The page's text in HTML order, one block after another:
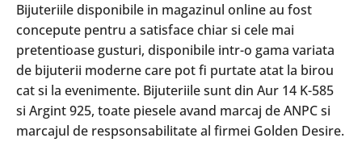
Bijuteriile disponibile in magazinul online au fost
concepute pentru a satisface chiar si cele mai
pretentioase gusturi, disponibile intr-o gama variata
de bijuterii moderne care pot fi purtate atat la birou
cat si la evenimente. Bijuteriile sunt din Aur 14 K-585
si Argint 925, toate piesele avand marcaj de ANPC si
marcajul de respsonsabilitate al firmei Golden Desire.